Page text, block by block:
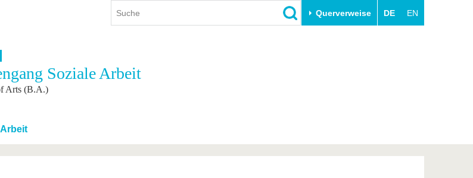
Querverweise DE EN
International
Internationales Profil
Mit der BTU ins Ausland
Für internationale
Studierende
Weiterbildung
Innovative Transferprojekte
BTU & Region erleben
Soziale Arbeit
Arts (B.A.)